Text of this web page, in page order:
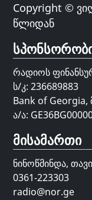
Copyright ©
წლიდან
რადიოს
ს/კ: 236689883
Bank of Georgia,
ა/ა:
მისამართი
ნინოწმინდა,
0361-223303
radio@nor.ge